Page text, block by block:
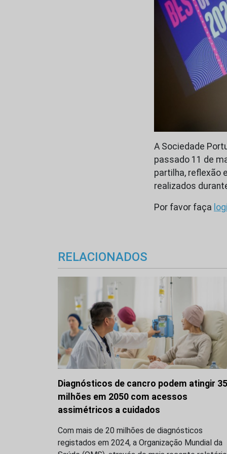
A Sociedade
passado 11 de
partilha, reflexão
realizados
Por favor faça
RELACIONADOS
Diagnósticos de cancro podem atingir 35
milhões em 2050 com acessos
assimétricos a cuidados
Com mais de 20 milhões de diagnósticos
registados em 2024, a Organização Mundial da